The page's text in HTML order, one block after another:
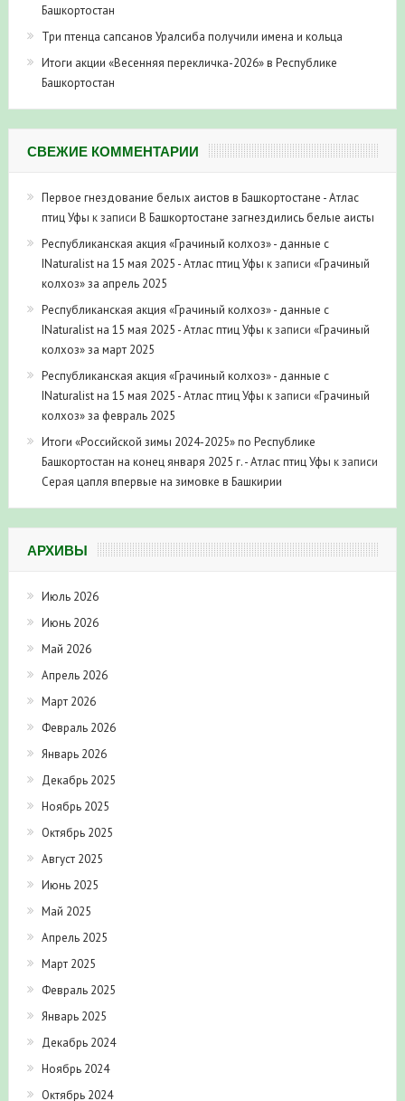
Башкортостан
Три птенца сапсанов Уралсиба получили имена и кольца
Итоги акции «Весенняя перекличка-2026» в Республике
Башкортостан
СВЕЖИЕ КОММЕНТАРИИ
Первое гнездование белых аистов в Башкортостане - Атлас
птиц Уфы к записи В Башкортостане загнездились белые аисты
Республиканская акция «Грачиный колхоз» - данные с
INaturalist на 15 мая 2025 - Атлас птиц Уфы к записи «Грачиный
колхоз» за апрель 2025
Республиканская акция «Грачиный колхоз» - данные с
INaturalist на 15 мая 2025 - Атлас птиц Уфы к записи «Грачиный
колхоз» за март 2025
Республиканская акция «Грачиный колхоз» - данные с
INaturalist на 15 мая 2025 - Атлас птиц Уфы к записи «Грачиный
колхоз» за февраль 2025
Итоги «Российской зимы 2024-2025» по Республике
Башкортостан на конец января 2025 г. - Атлас птиц Уфы к записи
Серая цапля впервые на зимовке в Башкирии
АРХИВЫ
Июль 2026
Июнь 2026
Май 2026
Апрель 2026
Март 2026
Февраль 2026
Январь 2026
Декабрь 2025
Ноябрь 2025
Октябрь 2025
Август 2025
Июнь 2025
Май 2025
Апрель 2025
Март 2025
Февраль 2025
Январь 2025
Декабрь 2024
Ноябрь 2024
Октябрь 2024